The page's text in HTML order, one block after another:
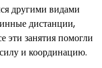
другими видами
дистанции,
эти занятия помогли
и координацию.